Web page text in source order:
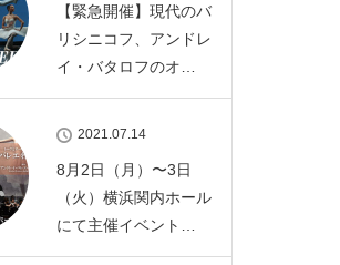
【緊急開催】現代のバ
リシニコフ、アンドレ
イ・バタロフのオ…
2021.07.14
8月2日（月）〜3日
（火）横浜関内ホール
にて主催イベント…